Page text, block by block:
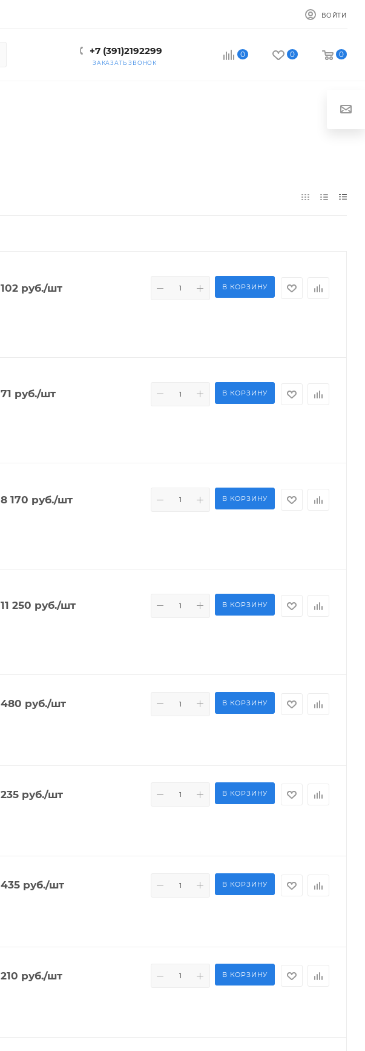
ВОЙТИ
+7 (391)2192299
ЗАКАЗАТЬ ЗВОНОК
0 0 0
102руб./шт В КОРЗИНУ
71 руб./шт В КОРЗИНУ
8 170 руб./шт В КОРЗИНУ
11 250 руб./шт В КОРЗИНУ
480 руб./шт В КОРЗИНУ
235руб./шт В КОРЗИНУ
435руб./шт В КОРЗИНУ
210 руб./шт В КОРЗИНУ